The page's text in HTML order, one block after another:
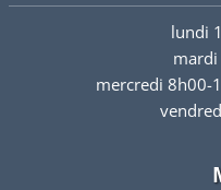
lundi
mercredi 8h00-